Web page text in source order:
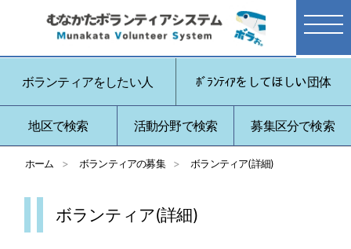
ボランティアをしたい人 ﾎﾞﾗﾝﾃｨｱをしてほしい団体
地区で検索 活動分野で検索 募集区分で検索
ホーム ボランティアの募集 ボランティア(詳細)
ボランティア(詳細)